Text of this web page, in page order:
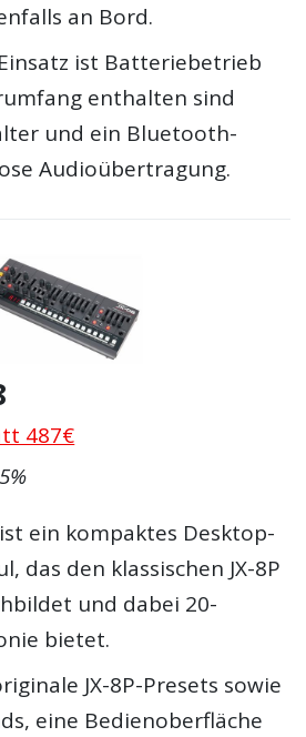
an Bord.
ist Batteriebetrieb
enthalten sind
und ein Bluetooth-
Audioübertragung.
487€
ein kompaktes Desktop-
das den klassischen JX-8P
und dabei 20-
bietet.
JX-8P-Presets sowie
eine Bedienoberfläche